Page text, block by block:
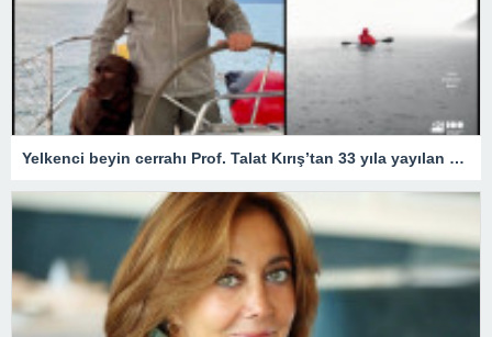
Yelkenci beyin cerrahı Prof. Talat Kırış’tan 33 yıla yayılan 33 öykü